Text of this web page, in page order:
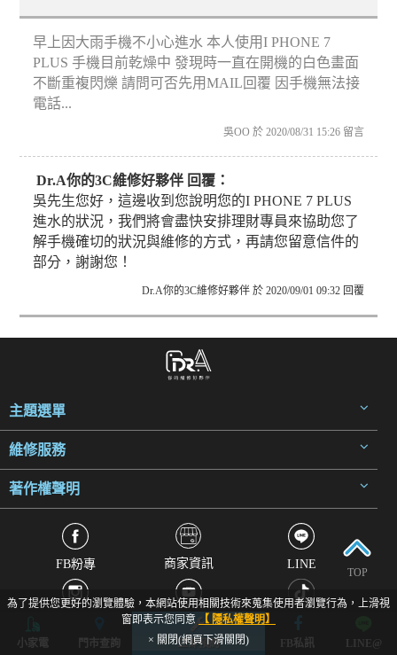
早上因大雨手機不小心進水 本人使用I PHONE 7
PLUS 手機目前乾燥中 發現時一直在開機的白色畫面
不斷重複閃爍 請問可否先用MAIL回覆 因手機無法接
電話...
吳OO 於 2020/08/31 15:26 留言
Dr.A你的3C維修好夥伴 回覆：
吳先生您好，這邊收到您說明您的I PHONE 7 PLUS
進水的狀況，我們將會盡快安排理財專員來協助您了
解手機確切的狀況與維修的方式，再請您留意信件的
部分，謝謝您！
Dr.A你的3C維修好夥伴 於 2020/09/01 09:32 回覆
主題選單
維修服務
著作權聲明
FB粉專 商家資訊 LINE
Youtube TikTok抖音
小家電 門市查詢 立即預約 FB私訊 LINE@
為了提供您更好的瀏覽體驗，本網站使用相關技術來蒐集使用者瀏覽行為，上滑視
窗即表示您同意 【 隱私權聲明】
× 關閉(網頁下滑關閉)
TOP